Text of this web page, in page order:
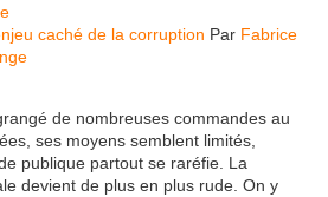
caché de la corruption Par Fabrice
de nombreuses commandes au
ses moyens semblent limités,
publique partout se raréfie. La
devient de plus en plus rude. On y